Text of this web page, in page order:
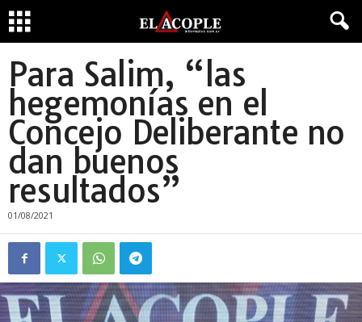
Para Salim, “las
hegemonías en el
Concejo Deliberante no
dan buenos
resultados”
01/08/2021